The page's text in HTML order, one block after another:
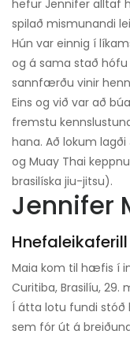
hefur Jennifer alltaf
spilað mismunandi
Hún var einnig í
og á sama stað hófu
sannfærðu vinir
Eins og við var að
fremstu
hana. Að lokum
og Muay Thai
brasilíska jiu-jitsu).
Jennifer
Hnefaleikaferill
Maia kom til hæfis í
Curitiba, Brasilíu, 29.
Í átta lotu fundi
sem fór út á